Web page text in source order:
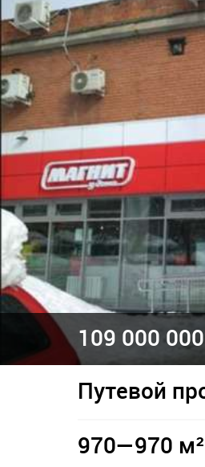
109 000 000
Путевой
970—970 м²